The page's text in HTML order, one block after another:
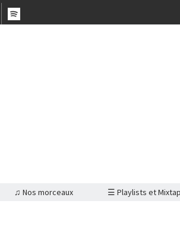
♫ Nos morceaux ☰ Playlists et